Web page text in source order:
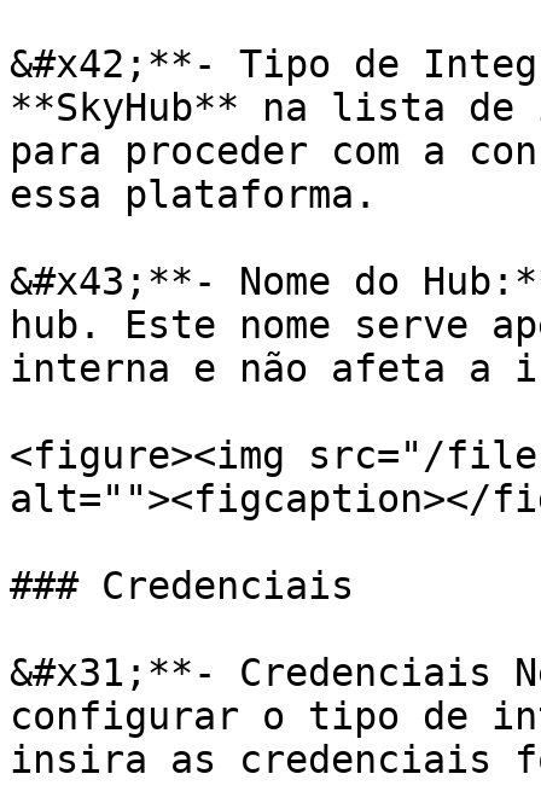
&#x42;**- Tipo de
**SkyHub** na lista de
para proceder com a
essa plataforma.
&#x43;**- Nome do
hub. Este nome serve
interna e não afeta a
<figure><img src="/files/
alt=""><figcaption></
### Credenciais
&#x31;**- Credenciais
configurar o tipo de
insira as credenciais